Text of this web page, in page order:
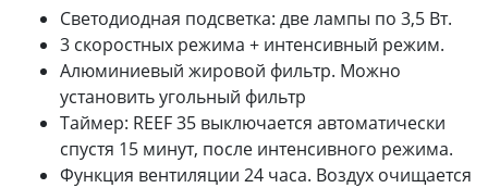
Светодиодная подсветка: две лампы по 3,5 Вт.
3 скоростных режима + интенсивный режим.
Алюминиевый жировой фильтр. Можно
установить угольный фильтр
Таймер: REEF 35 выключается автоматически
спустя 15 минут, после интенсивного режима.
Функция вентиляции 24 часа. Воздух очищается